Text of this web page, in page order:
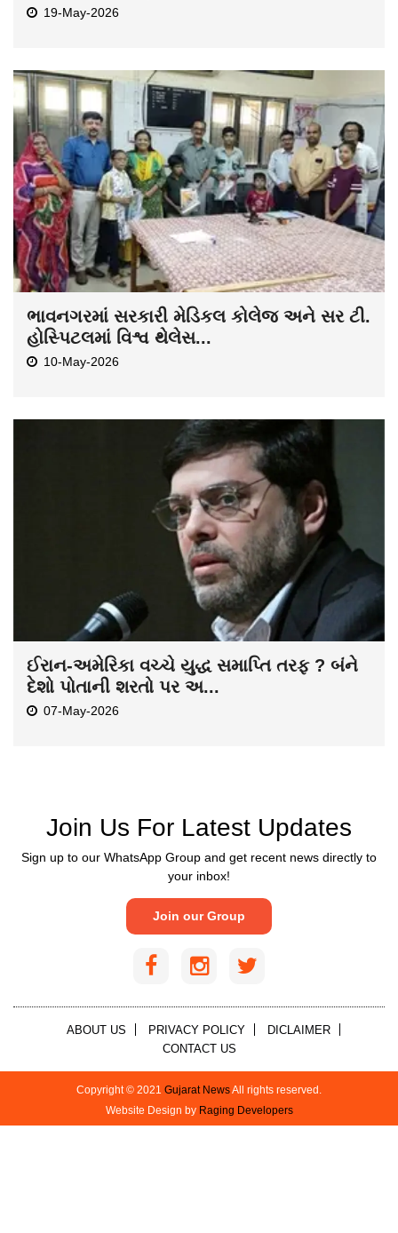
19-May-2026
ભાવનગરમાં સરકારી મેડિકલ કોલેજ અને સર ટી.
હોસ્પિટલમાં વિશ્વ થેલેસ...
10-May-2026
ઈરાન-અમેરિકા વચ્ચે યુદ્ધ સમાપ્તિ તરફ ? બંને
દેશો પોતાની શરતો પર અ...
07-May-2026
Join Us For Latest Updates
Sign up to our WhatsApp Group and get recent news directly to
your inbox!
Join our Group
ABOUT US PRIVACY POLICY
DICLAIMER
CONTACT US
Copyright © 2021 Gujarat NewsAll rights reserved.
Website Design by Raging Developers